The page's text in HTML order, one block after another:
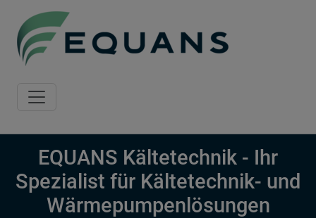
EQUANS Kältetechnik - Ihr
Spezialist für Kältetechnik- und
Wärmepumpenlösungen